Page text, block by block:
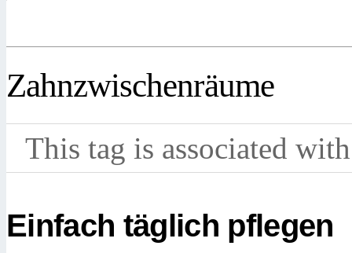
Zahnzwischenräume
This tag is associated
Einfach täglich pflegen